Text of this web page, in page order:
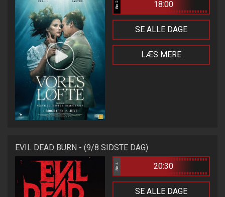
Bio 2 18:00
SE ALLE DAGE
LÆS MERE
EVIL DEAD BURN - (9/8 SIDSTE DAG)
Bio 4 20:30
SE ALLE DAGE